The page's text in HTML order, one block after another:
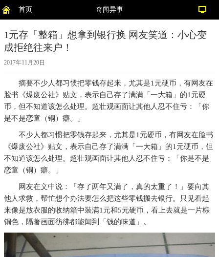
首页 奇闻异事
1元存「整箱」想拿到银行换 网友笑道：小心变
成拒绝往来户！
2017年11月20日
摘要不少人都习惯把零钱存起来，尤其是1元硬币，有网友在
脸书《爆废公社》贴文，表示自己存了满满「一大箱」的1元硬
币，但不知道该怎么处理。超壮观画面让其他人忍不住亏：「你
是不是恋童（铜）癖。」
不少人都习惯把零钱存起来，尤其是1元硬币，有网友在脸书
《爆废公社》贴文，表示自己存了满满「一大箱」的1元硬币，但
不知道该怎么处理。超壮观画面让其他人忍不住亏：「你是不是
恋童（铜）癖。」
网友在文中说：「存了两年又满了，真的太重了！」要向其
他人求救，帮忙想个办法要怎么把这些零钱搬去银行。只见看起
来像是放衣服的收纳箱中装满1元和5元硬币，看上去就是一片棕
铜色，隔著画面彷彿都能闻到「钱的味道」。